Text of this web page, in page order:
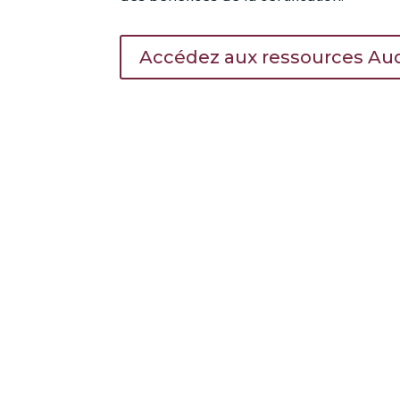
Accédez aux ressources